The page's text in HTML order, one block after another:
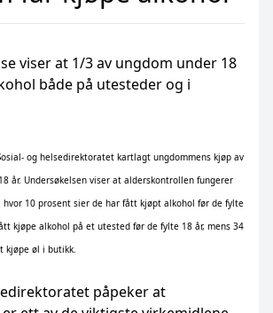
viser at 1/3 av ungdom under 18
både på utesteder og i
og helsedirektoratet kartlagt ungdommens kjøp av
år. Undersøkelsen viser at alderskontrollen fungerer
hvor 10 prosent sier de har fått kjøpt alkohol før de fylte
kjøpe alkohol på et utested før de fylte 18 år, mens 34
kjøpe øl i butikk.
påpeker at